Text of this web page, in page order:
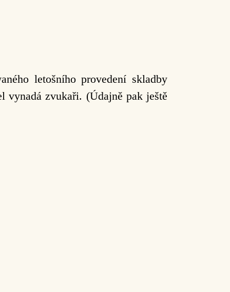
letošního provedení skladby
vynadá zvukaři. (Údajně pak ještě